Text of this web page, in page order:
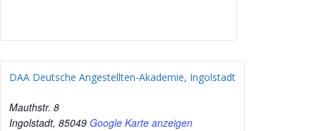
DAA Deutsche Angestellten-Akademie, Ingolstadt
Mauthstr. 8
Ingolstadt, 85049 Google Karte anzeigen